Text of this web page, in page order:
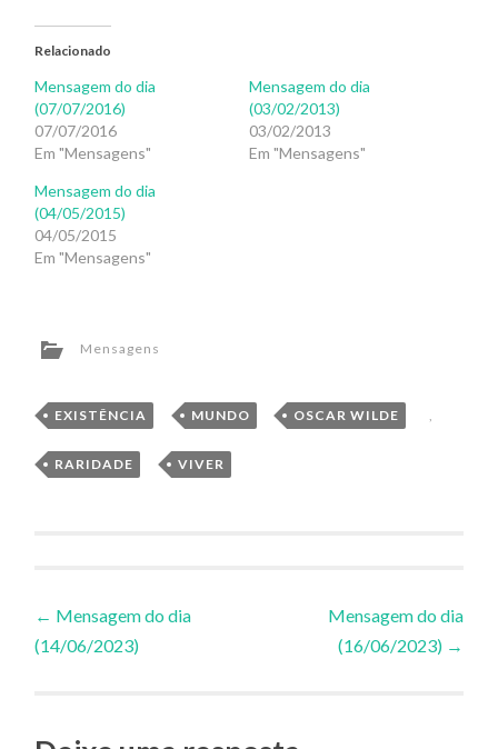
Relacionado
Mensagem do dia
(07/07/2016)
07/07/2016
Em "Mensagens"
Mensagem do dia
(03/02/2013)
03/02/2013
Em "Mensagens"
Mensagem do dia
(04/05/2015)
04/05/2015
Em "Mensagens"
Mensagens
EXISTÊNCIA , MUNDO , OSCAR WILDE ,
RARIDADE , VIVER
Navegação
de
Posts
← Mensagem do dia
(14/06/2023)
Mensagem do dia
(16/06/2023) →